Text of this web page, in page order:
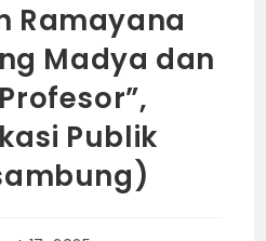
Ramayana
Madya dan
Publik